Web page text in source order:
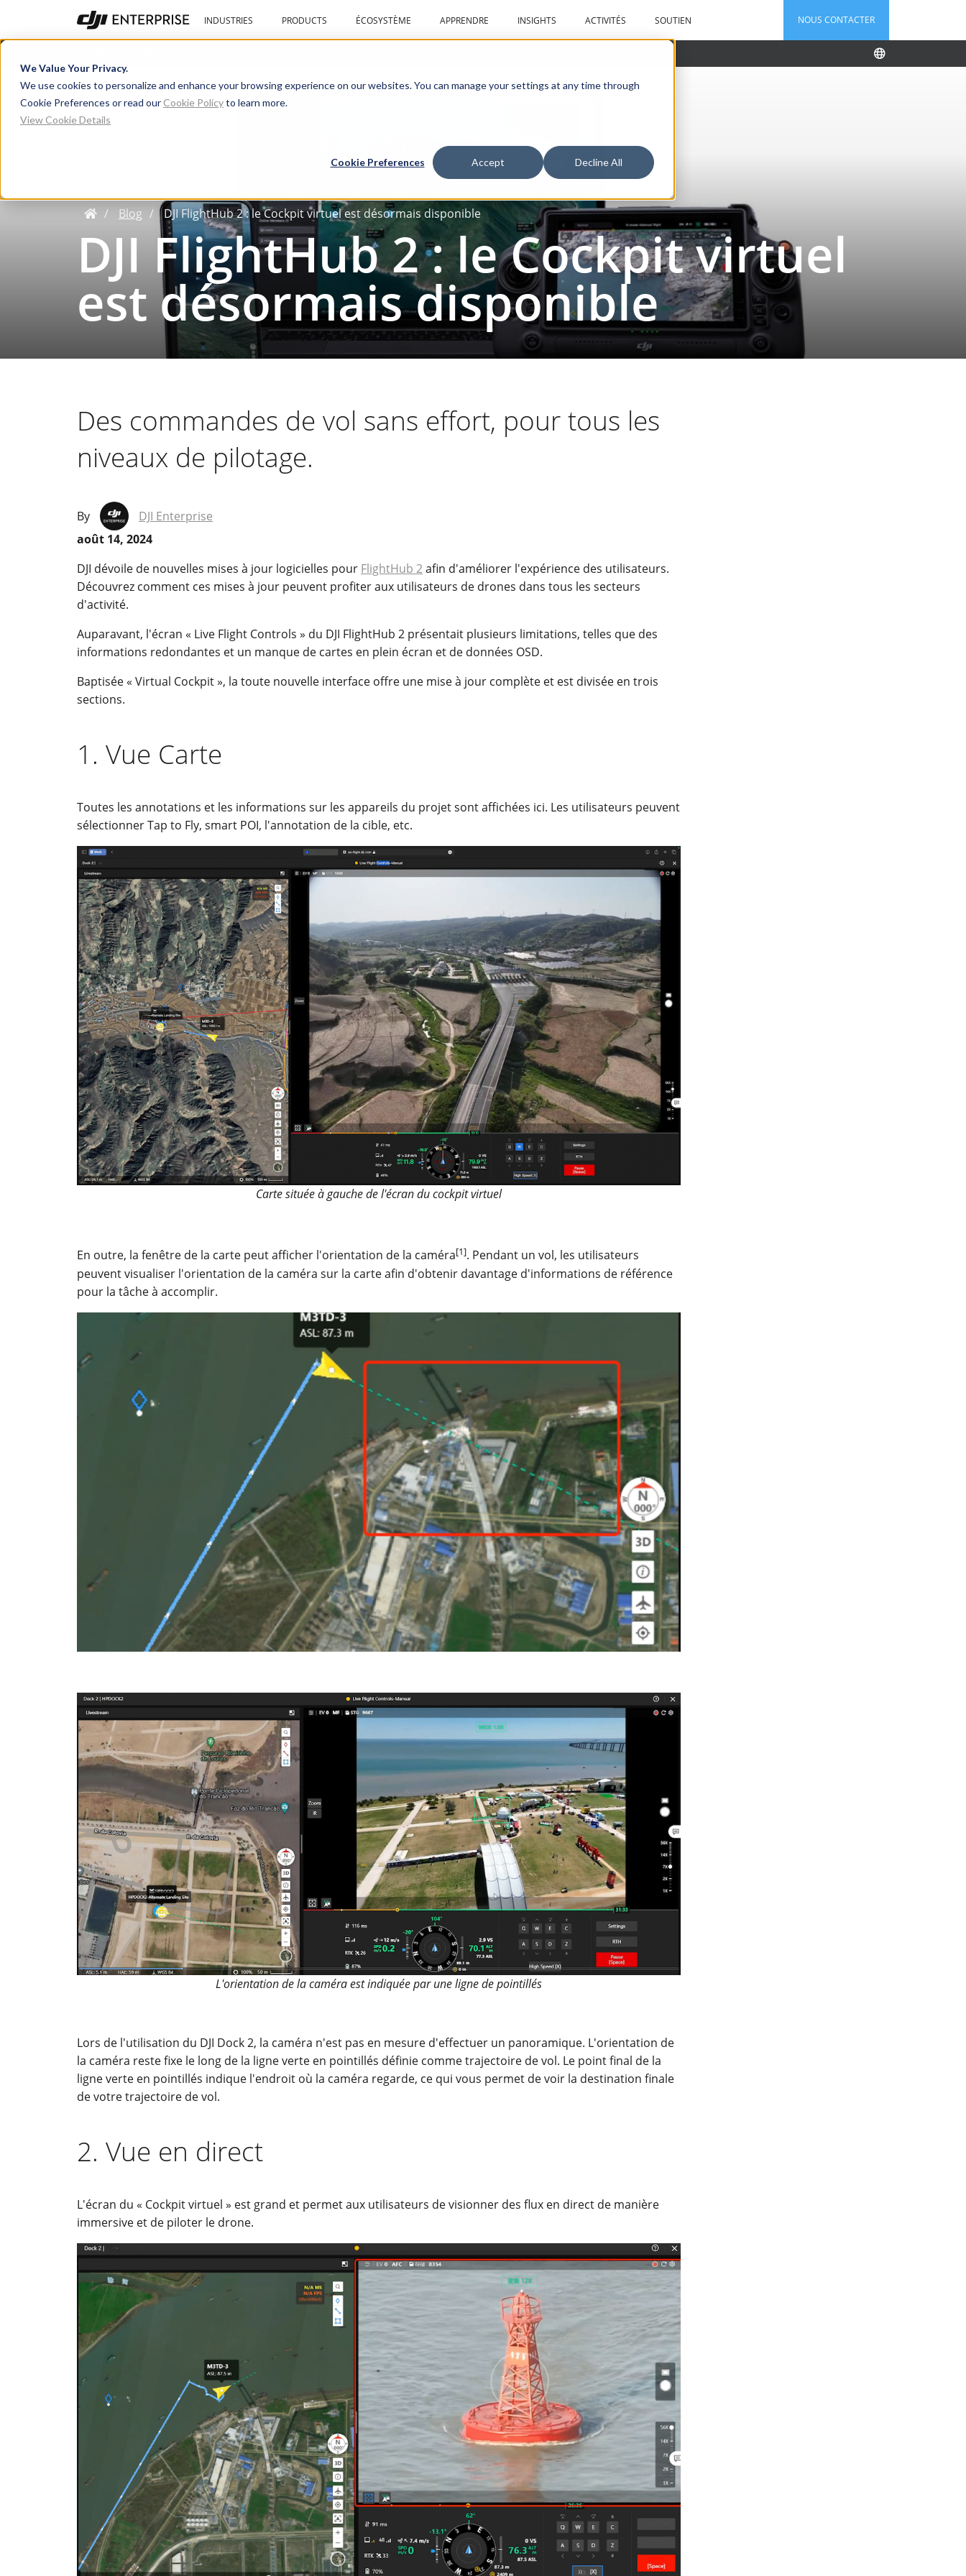
We Value Your Privacy.
We use cookies to personalize and enhance your browsing experience on our websites. You can manage your settings at any time through
Cookie Preferences or read our Cookie Policyto learn more.
View Cookie Details
Cookie Preferences Accept Decline All
INDUSTRIES PRODUCTS ÉCOSYSTÈME APPRENDRE INSIGHTS ACTIVITÉS SOUTIEN NOUS CONTACTER
Blog DJI FlightHub 2 : le Cockpit virtuel est désormais disponible
DJI FlightHub 2 : le Cockpit virtuel
est désormais disponible
Des commandes de vol sans effort, pour tous les
niveaux de pilotage.
By
DJI Enterprise
août 14, 2024
DJI dévoile de nouvelles mises à jour logicielles pour FlightHub 2afin d'améliorer l'expérience des utilisateurs.
Découvrez comment ces mises à jour peuvent profiter aux utilisateurs de drones dans tous les secteurs
d'activité.
Auparavant, l'écran « Live Flight Controls » du DJI FlightHub 2 présentait plusieurs limitations, telles que des
informations redondantes et un manque de cartes en plein écran et de données OSD.
Baptisée « Virtual Cockpit », la toute nouvelle interface offre une mise à jour complète et est divisée en trois
sections.
1. Vue Carte
Toutes les annotations et les informations sur les appareils du projet sont affichées ici. Les utilisateurs peuvent
sélectionner Tap to Fly, smart POI, l'annotation de la cible, etc.
Carte située à gauche de l'écran du cockpit virtuel
En outre, la fenêtre de la carte peut afficher l'orientation de la caméra[1]. Pendant un vol, les utilisateurs
peuvent visualiser l'orientation de la caméra sur la carte afin d'obtenir davantage d'informations de référence
pour la tâche à accomplir.
L'orientation de la caméra est indiquée par une ligne de pointillés
Lors de l'utilisation du DJI Dock 2, la caméra n'est pas en mesure d'effectuer un panoramique. L'orientation de
la caméra reste fixe le long de la ligne verte en pointillés définie comme trajectoire de vol. Le point final de la
ligne verte en pointillés indique l'endroit où la caméra regarde, ce qui vous permet de voir la destination finale
de votre trajectoire de vol.
2. Vue en direct
L'écran du « Cockpit virtuel » est grand et permet aux utilisateurs de visionner des flux en direct de manière
immersive et de piloter le drone.